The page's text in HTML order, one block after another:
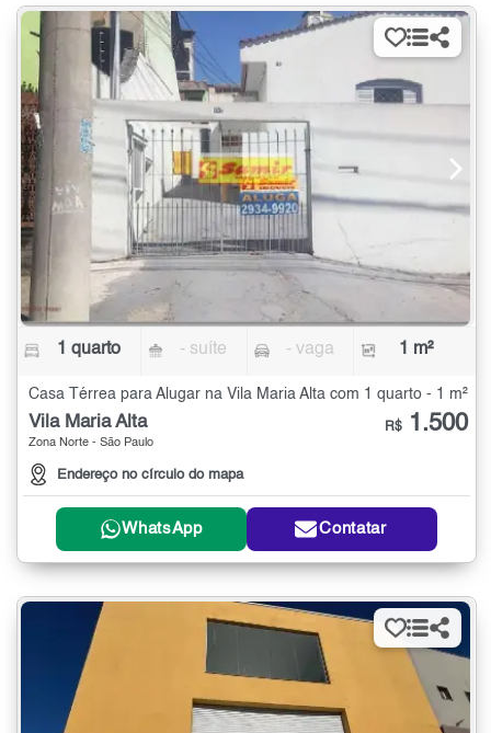
1 quarto - suíte - vaga 1 m²
Casa Térrea para Alugar na Vila Maria Alta com 1 quarto - 1 m²
Vila Maria Alta
Zona Norte - São Paulo
Endereço no círculo do mapa
R$ 1.500
WhatsApp Contatar